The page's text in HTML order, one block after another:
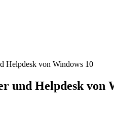
Helpdesk von Windows 10
und Helpdesk von